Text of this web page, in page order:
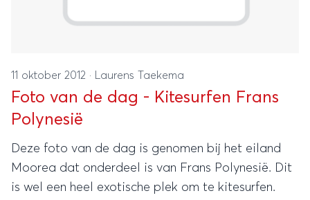
11 oktober 2012 · Laurens Taekema
Foto van de dag - Kitesurfen Frans
Polynesië
Deze foto van de dag is genomen bij het eiland
Moorea dat onderdeel is van Frans Polynesië. Dit
is wel een heel exotische plek om te kitesurfen.